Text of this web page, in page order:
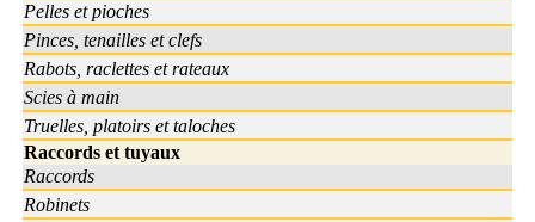
Pelles et pioches
Pinces, tenailles et clefs
Rabots, raclettes et rateaux
Scies à main
Truelles, platoirs et taloches
Raccords et tuyaux
Raccords
Robinets